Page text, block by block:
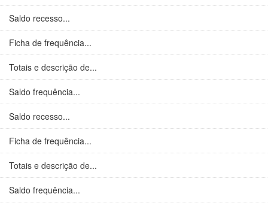
Saldo recesso...
Ficha de frequência...
Totais e descrição de...
Saldo frequência...
Saldo recesso...
Ficha de frequência...
Totais e descrição de...
Saldo frequência...